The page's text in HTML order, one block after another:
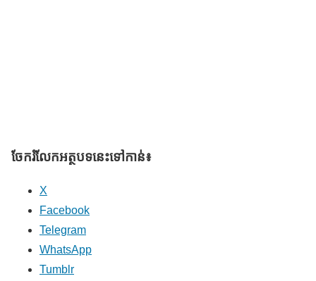
ចែករំលែក​អត្ថបទនេះទៅកាន់៖
X
Facebook
Telegram
WhatsApp
Tumblr